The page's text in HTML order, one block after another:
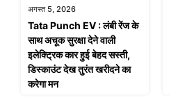
अगस्त 5, 2026
Tata Punch EV : लंबी रेंज के
साथ अचूक सुरक्षा देने वाली
इलेक्ट्रिक कार हुई बेहद सस्ती,
डिस्काउंट देख तुरंत खरीदने का
करेगा मन